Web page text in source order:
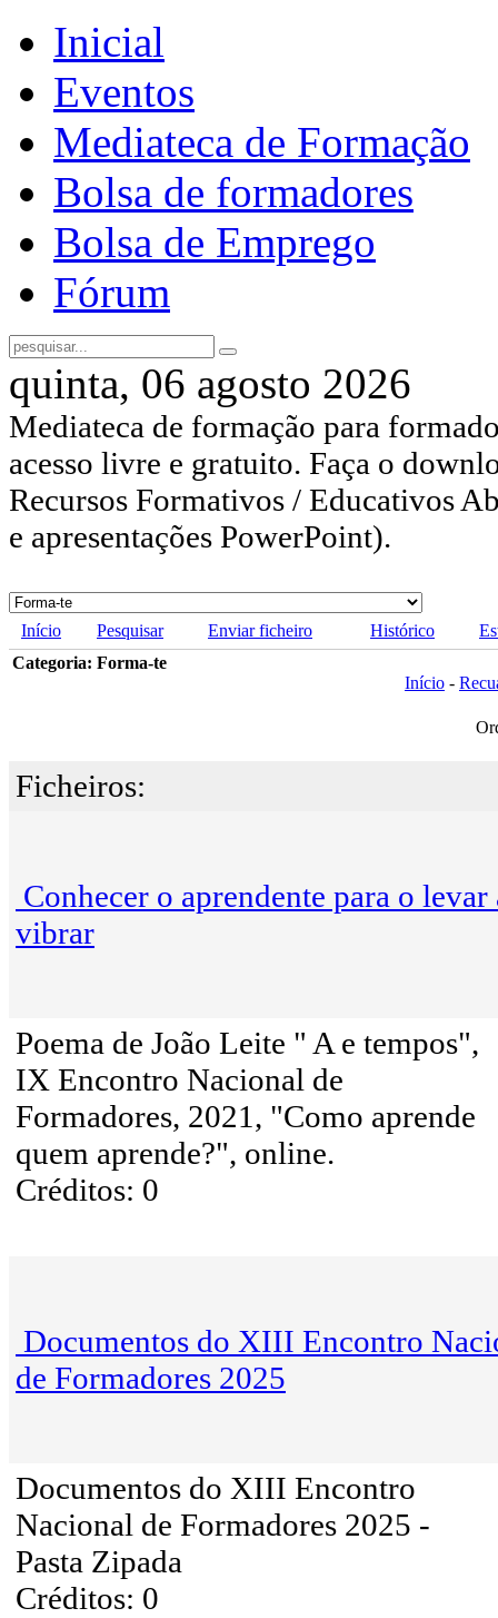
Inicial
Eventos
Mediateca de Formação
Bolsa de formadores
Bolsa de Emprego
Fórum
quinta, 06 agosto 2026
Mediateca de formação para
acesso livre e gratuito. Faça o
Recursos Formativos / Educativos
e apresentações PowerPoint).
Início Pesquisar Enviar ficheiro Histórico
Categoria: Forma-te
Início -
Ficheiros:
Conhecer o aprendente para o levar
vibrar
Poema de João Leite " A e tempos",
IX Encontro Nacional de
Formadores, 2021, "Como aprende
quem aprende?", online.
Créditos: 0
Documentos do XIII Encontro
de Formadores 2025
Documentos do XIII Encontro
Nacional de Formadores 2025 -
Pasta Zipada
Créditos: 0